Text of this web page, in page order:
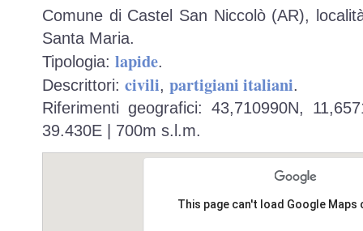
Comune di Castel San Niccolò (AR),
Santa Maria.
Tipologia: lapide.
Descrittori: civili, partigiani italiani.
Riferimenti geografici: 43,710990N,
39.430E | 700m s.l.m.
This page can't load Google